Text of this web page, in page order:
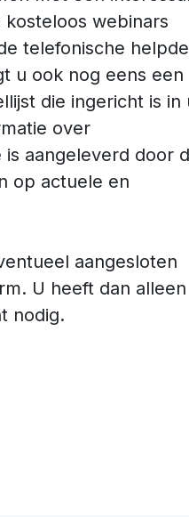
webinars
telefonische
u ook nog eens een
die ingericht is in
over
aangeleverd door
op actuele en
aangesloten
U heeft dan alleen
nodig.